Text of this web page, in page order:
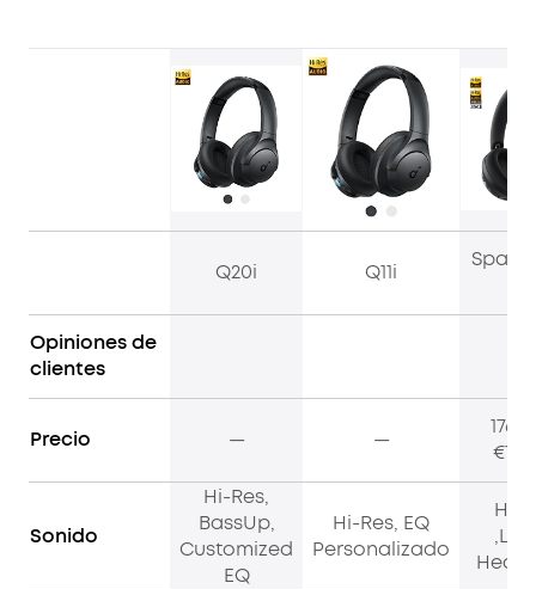
Q20i Q11i
Opiniones de
clientes
Precio — —
Sonido
Hi-Res,
BassUp,
Customized
EQ
Hi-Res, EQ
Personalizado
Hi-